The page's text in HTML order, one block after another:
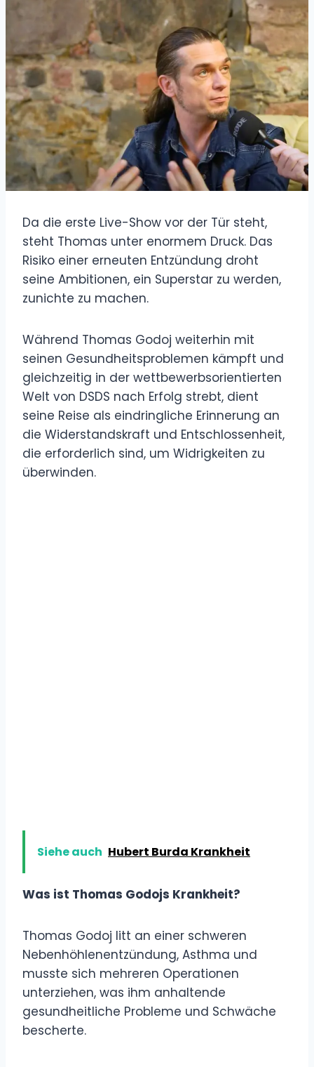
Da die erste Live-Show vor der Tür steht,
steht Thomas unter enormem Druck. Das
Risiko einer erneuten Entzündung droht
seine Ambitionen, ein Superstar zu werden,
zunichte zu machen.
Während Thomas Godoj weiterhin mit
seinen Gesundheitsproblemen kämpft und
gleichzeitig in der wettbewerbsorientierten
Welt von DSDS nach Erfolg strebt, dient
seine Reise als eindringliche Erinnerung an
die Widerstandskraft und Entschlossenheit,
die erforderlich sind, um Widrigkeiten zu
überwinden.
Siehe auch Hubert Burda Krankheit
Was ist Thomas Godojs Krankheit?
Thomas Godoj litt an einer schweren
Nebenhöhlenentzündung, Asthma und
musste sich mehreren Operationen
unterziehen, was ihm anhaltende
gesundheitliche Probleme und Schwäche
bescherte.